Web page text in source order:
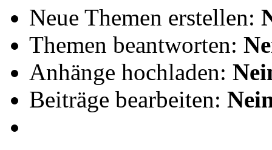
Neue Themen erstellen:
Themen beantworten:
Anhänge hochladen:
Beiträge bearbeiten: